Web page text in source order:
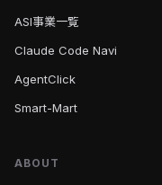
ASI事業一覧
Claude Code Navi
AgentClick
Smart-Mart
ABOUT